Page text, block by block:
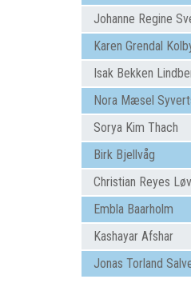
Johanne Regine
Karen Grendal
Isak Bekken
Nora Mæsel
Sorya Kim Thach
Birk Bjellvåg
Christian Reyes
Embla Baarholm
Kashayar Afshar
Jonas Torland